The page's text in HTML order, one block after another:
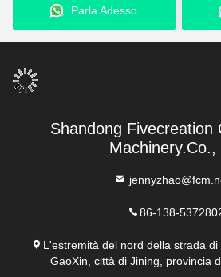
Parla Adesso.
Shandong Fivecreation
Machinery.Co.,
86-138-
L'estremità del nord della strada
GaoXin, città di Jining, provincia